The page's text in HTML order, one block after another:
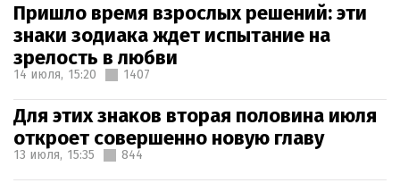
Пришло время взрослых решений: эти
знаки зодиака ждет испытание на
зрелость в любви
14 июля, 15:20 1407
Для этих знаков вторая половина июля
откроет совершенно новую главу
13 июля, 15:35 844